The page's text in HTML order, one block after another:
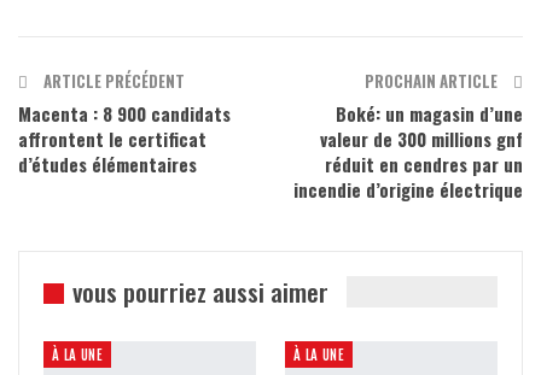
ARTICLE PRÉCÉDENT
Macenta : 8 900 candidats
affrontent le certificat
d’études élémentaires
PROCHAIN ARTICLE
Boké: un magasin d’une
valeur de 300 millions gnf
réduit en cendres par un
incendie d’origine électrique
vous pourriez aussi aimer
À LA UNE À LA UNE